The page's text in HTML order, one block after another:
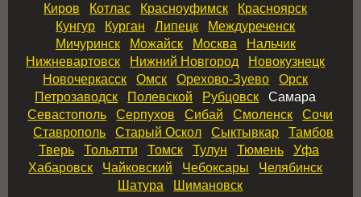
Киров
Котлас Красноуфимск Красноярск
Кунгур Курган Липецк Междуреченск
Мичуринск Можайск Москва Нальчик
Нижневартовск Нижний Новгород Новокузнецк
Новочеркасск Омск Орехово‑Зуево Орск
Петрозаводск Полевской Рубцовск Самара
Севастополь Серпухов Сибай Смоленск Сочи
Ставрополь Старый Оскол Сыктывкар Тамбов
Тверь Тольятти Томск Тулун Тюмень Уфа
Хабаровск Чайковский Чебоксары
Челябинск
Шатура Шимановск